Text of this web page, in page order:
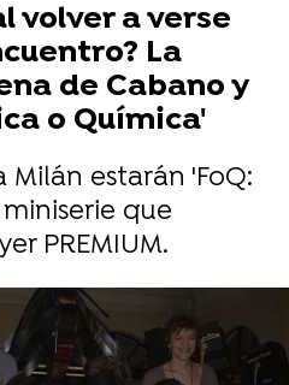
volver a verse
La
de Cabano y
o Química'
Milán estarán 'FoQ:
que
PREMIUM.